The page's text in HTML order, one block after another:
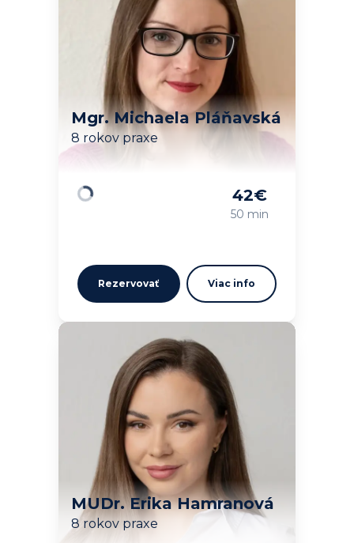
Mgr. Michaela Pláňavská
8 rokov praxe
42€
50 min
Rezervovať Viac info
MUDr. Erika Hamranová
8 rokov praxe